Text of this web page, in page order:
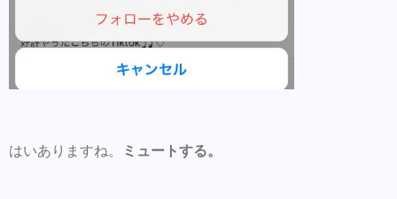
はいありますね。 ミュートする。